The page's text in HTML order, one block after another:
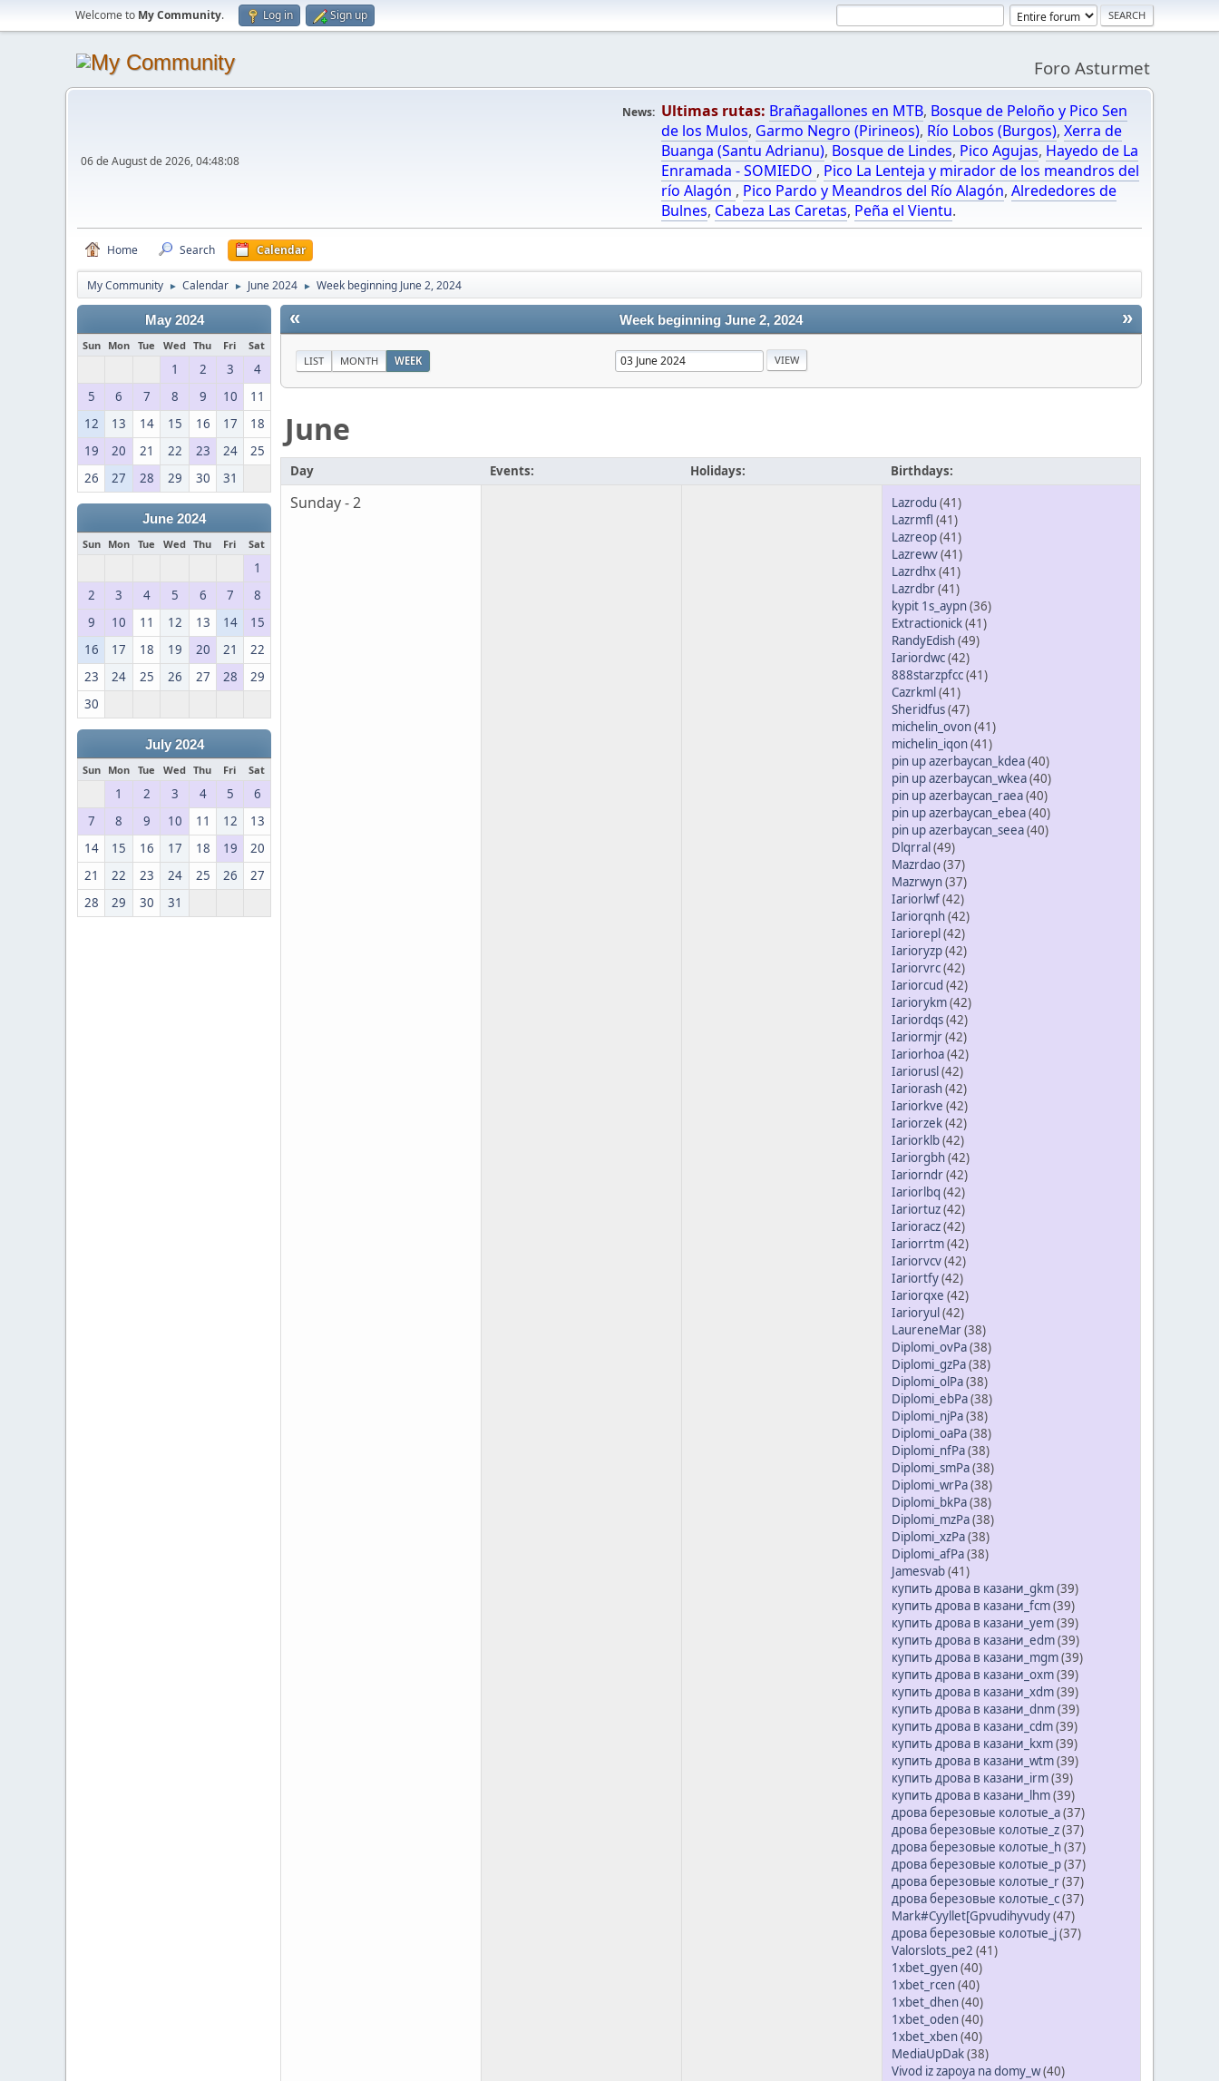
Welcome to My Community. Log in Sign up
Foro Asturmet
06 de August de 2026, 04:48:08
News: Ultimas rutas: Brañagallones en MTB, Bosque de Peloño y Pico Sen
de los Mulos, Garmo Negro (Pirineos), Río Lobos (Burgos), Xerra de
Buanga (Santu Adrianu), Bosque de Lindes, Pico Agujas, Hayedo de La
Enramada - SOMIEDO , Pico La Lenteja y mirador de los meandros del
río Alagón , Pico Pardo y Meandros del Río Alagón, Alrededores de
Bulnes, Cabeza Las Caretas, Peña el Vientu.
Home Search Calendar
My Community ► Calendar ► June 2024 ► Week beginning June 2, 2024
May 2024
Sun Mon Tue Wed Thu Fri Sat
1 2 3
4
5
6 7 8 9 10
11
12
13 14 15 16 17
18
19
20 21 22 23 24
25
26
27 28 29 30 31
June 2024
Sun Mon Tue Wed Thu Fri Sat
1
2
3 4 5 6 7
8
9
10 11 12 13 14
15
16
17 18 19 20 21
22
23
24 25 26 27 28
29
30
July 2024
Sun Mon Tue Wed Thu Fri Sat
1 2 3 4 5
6
7
8 9 10 11 12
13
14
15 16 17 18 19
20
21
22 23 24 25 26
27
28
29 30 31
« »
Week beginning June 2, 2024
LIST MONTH WEEK
June
Day Events: Holidays: Birthdays:
Sunday - 2 Lazrodu (41)
Lazrmfl (41)
Lazreop(41)
Lazrewv(41)
Lazrdhx(41)
Lazrdbr(41)
kypit 1s_aypn(36)
Extractionick(41)
RandyEdish(49)
Iariordwc(42)
888starzpfcc(41)
Cazrkml (41)
Sheridfus(47)
michelin_ovon(41)
michelin_iqon(41)
pin up azerbaycan_kdea(40)
pin up azerbaycan_wkea(40)
pin up azerbaycan_raea(40)
pin up azerbaycan_ebea(40)
pin up azerbaycan_seea(40)
Dlqrral (49)
Mazrdao(37)
Mazrwyn(37)
Iariorlwf(42)
Iariorqnh(42)
Iariorepl (42)
Iarioryzp(42)
Iariorvrc(42)
Iariorcud (42)
Iariorykm(42)
Iariordqs(42)
Iariormjr(42)
Iariorhoa(42)
Iariorusl (42)
Iariorash(42)
Iariorkve (42)
Iariorzek(42)
Iariorklb(42)
Iariorgbh(42)
Iariorndr(42)
Iariorlbq (42)
Iariortuz(42)
Iarioracz(42)
Iariorrtm(42)
Iariorvcv(42)
Iariortfy(42)
Iariorqxe (42)
Iarioryul (42)
LaureneMar(38)
Diplomi_ovPa(38)
Diplomi_gzPa(38)
Diplomi_olPa(38)
Diplomi_ebPa(38)
Diplomi_njPa(38)
Diplomi_oaPa(38)
Diplomi_nfPa(38)
Diplomi_smPa(38)
Diplomi_wrPa(38)
Diplomi_bkPa(38)
Diplomi_mzPa(38)
Diplomi_xzPa(38)
Diplomi_afPa(38)
Jamesvab(41)
купить дрова в казани_gkm(39)
купить дрова в казани_fcm(39)
купить дрова в казани_yem(39)
купить дрова в казани_edm(39)
купить дрова в казани_mgm(39)
купить дрова в казани_oxm(39)
купить дрова в казани_xdm(39)
купить дрова в казани_dnm(39)
купить дрова в казани_cdm(39)
купить дрова в казани_kxm(39)
купить дрова в казани_wtm(39)
купить дрова в казани_irm(39)
купить дрова в казани_lhm(39)
дрова березовые колотые_a(37)
дрова березовые колотые_z(37)
дрова березовые колотые_h(37)
дрова березовые колотые_p(37)
дрова березовые колотые_r(37)
дрова березовые колотые_c(37)
Mark#Cyyllet[Gpvudihyvudy(47)
дрова березовые колотые_j(37)
Valorslots_pe2 (41)
1xbet_gyen(40)
1xbet_rcen(40)
1xbet_dhen(40)
1xbet_oden(40)
1xbet_xben(40)
MediaUpDak(38)
Vivod iz zapoya na domy_w(40)